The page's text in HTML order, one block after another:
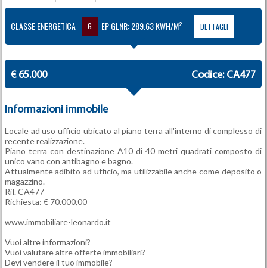
CLASSE ENERGETICA G EP GLNR: 289.63 KWH/M² DETTAGLI
€ 65.000 Codice: CA477
Informazioni immobile
Locale ad uso ufficio ubicato al piano terra all'interno di complesso di
recente realizzazione.
Piano terra con destinazione A10 di 40 metri quadrati composto di
unico vano con antibagno e bagno.
Attualmente adibito ad ufficio, ma utilizzabile anche come deposito o
magazzino.
Rif. CA477
Richiesta: € 70.000,00
www.immobiliare-leonardo.it
Vuoi altre informazioni?
Vuoi valutare altre offerte immobiliari?
Devi vendere il tuo immobile?